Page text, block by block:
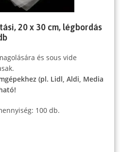
20 x 30 cm, légbordás
és sous vide
(pl. Lidl, Aldi, Media
100 db.